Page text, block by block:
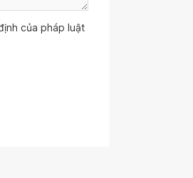
của pháp luật